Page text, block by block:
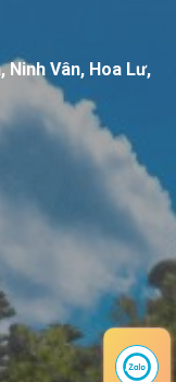
Ninh Vân, Hoa Lư,